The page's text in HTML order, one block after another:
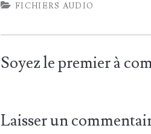
FICHIERS AUDIO
Soyez le premier à
Laisser un